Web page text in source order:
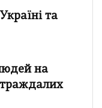
та
на